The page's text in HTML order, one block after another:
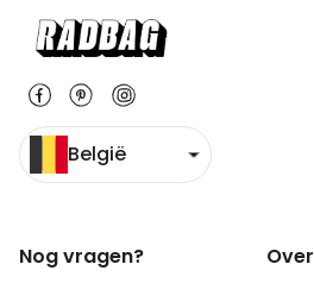
België
Nog vragen?